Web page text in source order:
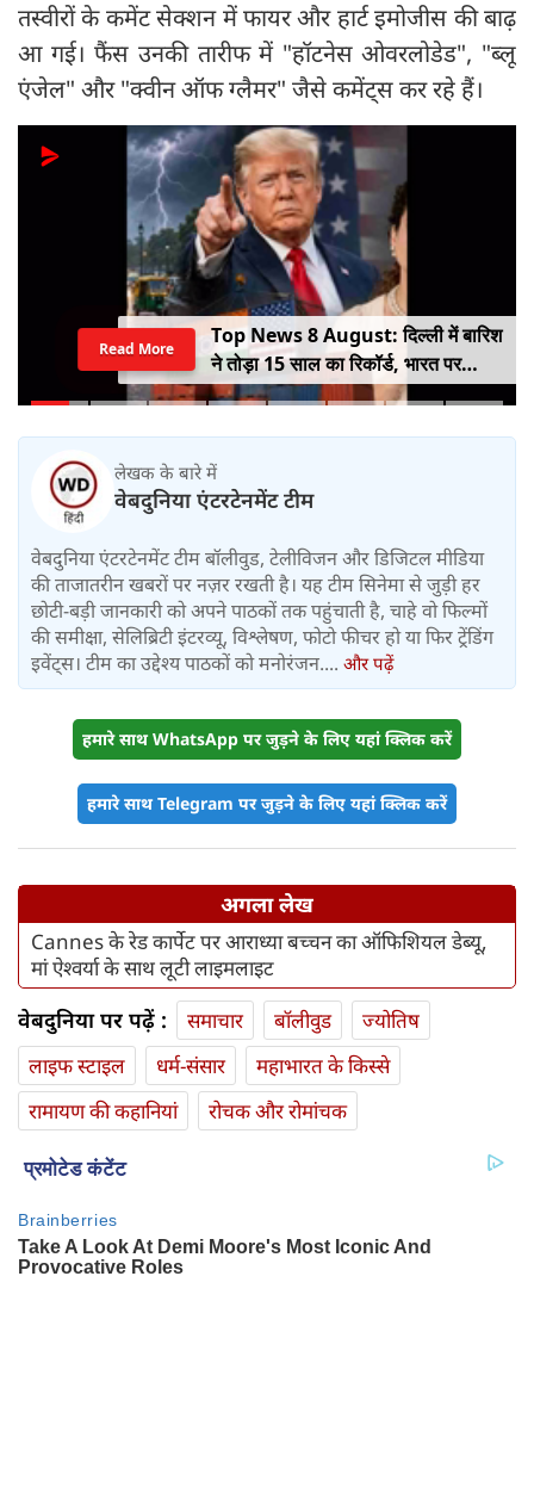
तस्वीरों के कमेंट सेक्शन में फायर और हार्ट इमोजीस की बाढ़
आ गई। फैंस उनकी तारीफ में "हॉटनेस ओवरलोडेड", "ब्लू
एंजेल" और "क्वीन ऑफ ग्लैमर" जैसे कमेंट्स कर रहे हैं।
Top News 8 August: दिल्ली में बारिश
ने तोड़ा 15 साल का रिकॉर्ड, भारत पर
100% टैरिफ का खतरा; Gen Z पर कंगना
Read More
लेखक के बारे में
वेबदुनिया एंटरटेनमेंट टीम
वेबदुनिया एंटरटेनमेंट टीम बॉलीवुड, टेलीविजन और डिजिटल मीडिया
की ताजातरीन खबरों पर नज़र रखती है। यह टीम सिनेमा से जुड़ी हर
छोटी-बड़ी जानकारी को अपने पाठकों तक पहुंचाती है, चाहे वो फिल्मों
की समीक्षा, सेलिब्रिटी इंटरव्यू, विश्लेषण, फोटो फीचर हो या फिर ट्रेंडिंग
इवेंट्स। टीम का उद्देश्य पाठकों को मनोरंजन.... और पढ़ें
हमारे साथ WhatsApp पर जुड़ने के लिए यहां क्लिक करें
हमारे साथ Telegram पर जुड़ने के लिए यहां क्लिक करें
अगला लेख
Cannes के रेड कार्पेट पर आराध्या बच्चन का ऑफिशियल डेब्यू,
मां ऐश्वर्या के साथ लूटी लाइमलाइट
वेबदुनिया पर पढ़ें : समाचार बॉलीवुड
ज्योतिष
लाइफ स्‍टाइल
धर्म-संसार
महाभारत के किस्से
रामायण की कहानियां
रोचक और रोमांचक